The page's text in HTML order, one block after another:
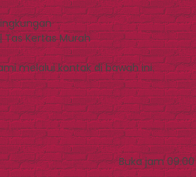
Kertas Murah
melalui kontak di bawah ini.
Buka jam